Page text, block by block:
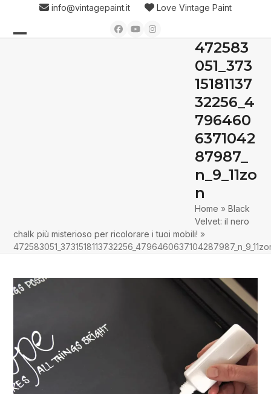
content
info@vintagepaint.it Love Vintage Paint
Facebook
YouTubeInstagram
472583
051_373
15181137
32256_4
796460
6371042
87987_
n_9_11zo
n
Home »Black
Velvet: il nero
chalk più misterioso per ricolorare i tuoi mobili! »